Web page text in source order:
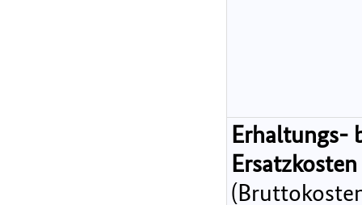
Erhaltungs-
Ersatzkosten